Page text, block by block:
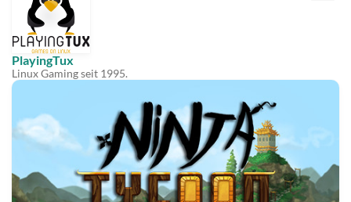
PlayingTux
Linux Gaming seit 1995.